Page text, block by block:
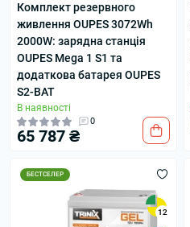
Комплект резервного
живлення OUPES 3072Wh
2000W: зарядна станція
OUPES Mega 1 S1 та
додаткова батарея OUPES
S2-BAT
В наявності
0
65 787 ₴
БЕСТСЕЛЕР
12